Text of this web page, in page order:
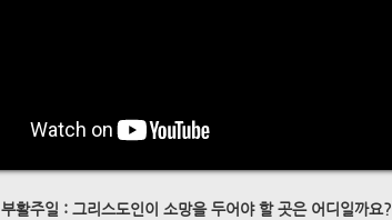
부활주일 : 그리스도인이 소망을 두어야 할 곳은 어디일까요?